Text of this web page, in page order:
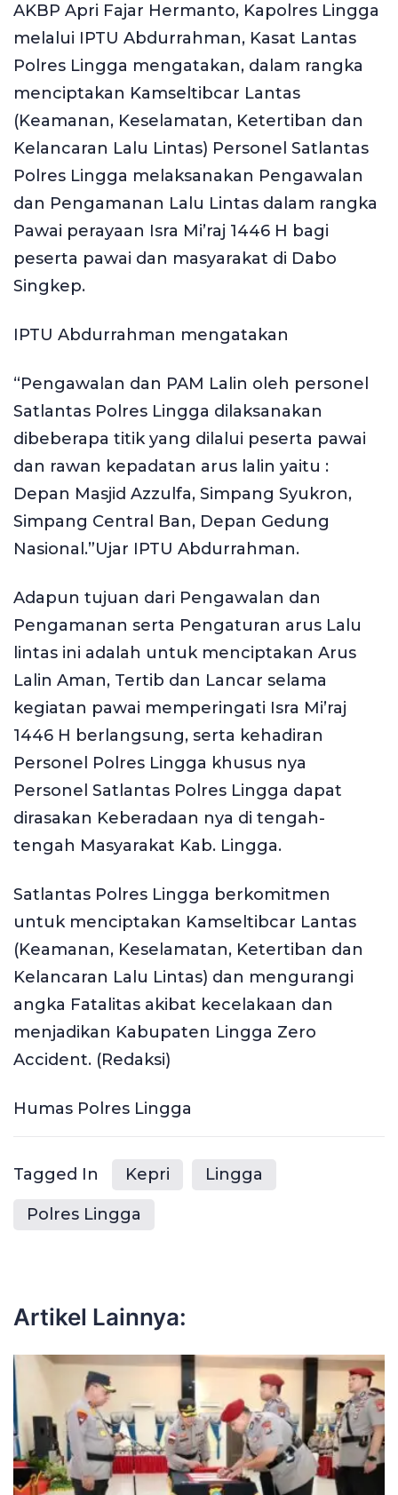
AKBP Apri Fajar Hermanto, Kapolres Lingga
melalui IPTU Abdurrahman, Kasat Lantas
Polres Lingga mengatakan, dalam rangka
menciptakan Kamseltibcar Lantas
(Keamanan, Keselamatan, Ketertiban dan
Kelancaran Lalu Lintas) Personel Satlantas
Polres Lingga melaksanakan Pengawalan
dan Pengamanan Lalu Lintas dalam rangka
Pawai perayaan Isra Mi’raj 1446 H bagi
peserta pawai dan masyarakat di Dabo
Singkep.
IPTU Abdurrahman mengatakan
“Pengawalan dan PAM Lalin oleh personel
Satlantas Polres Lingga dilaksanakan
dibeberapa titik yang dilalui peserta pawai
dan rawan kepadatan arus lalin yaitu :
Depan Masjid Azzulfa, Simpang Syukron,
Simpang Central Ban, Depan Gedung
Nasional.”Ujar IPTU Abdurrahman.
Adapun tujuan dari Pengawalan dan
Pengamanan serta Pengaturan arus Lalu
lintas ini adalah untuk menciptakan Arus
Lalin Aman, Tertib dan Lancar selama
kegiatan pawai memperingati Isra Mi’raj
1446 H berlangsung, serta kehadiran
Personel Polres Lingga khusus nya
Personel Satlantas Polres Lingga dapat
dirasakan Keberadaan nya di tengah-
tengah Masyarakat Kab. Lingga.
Satlantas Polres Lingga berkomitmen
untuk menciptakan Kamseltibcar Lantas
(Keamanan, Keselamatan, Ketertiban dan
Kelancaran Lalu Lintas) dan mengurangi
angka Fatalitas akibat kecelakaan dan
menjadikan Kabupaten Lingga Zero
Accident. (Redaksi)
Humas Polres Lingga
Tagged In Kepri Lingga
Polres Lingga
Artikel Lainnya: